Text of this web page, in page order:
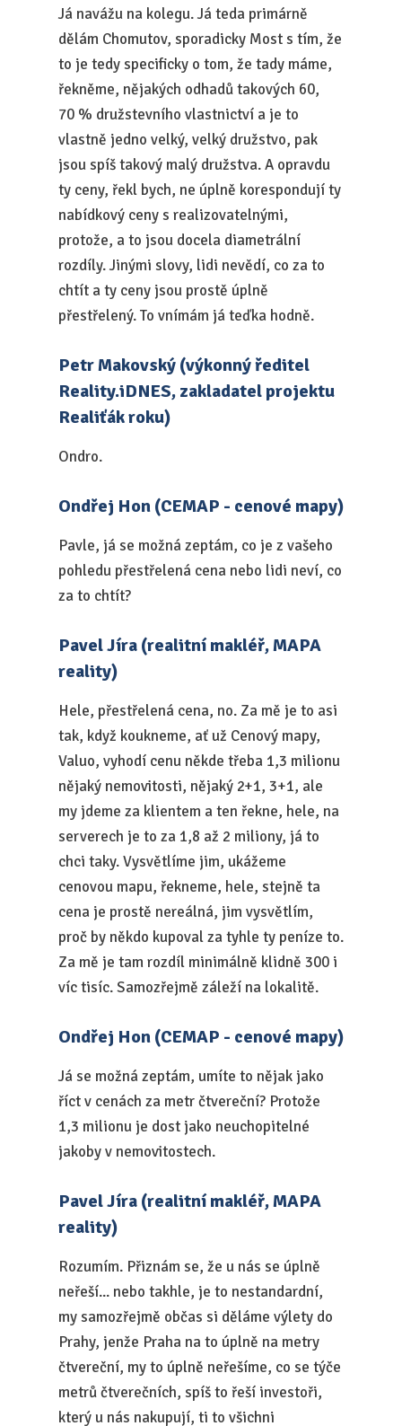
Já navážu na kolegu. Já teda primárně
dělám Chomutov, sporadicky Most s tím, že
to je tedy specificky o tom, že tady máme,
řekněme, nějakých odhadů takových 60,
70 % družstevního vlastnictví a je to
vlastně jedno velký, velký družstvo, pak
jsou spíš takový malý družstva. A opravdu
ty ceny, řekl bych, ne úplně korespondují ty
nabídkový ceny s realizovatelnými,
protože, a to jsou docela diametrální
rozdíly. Jinými slovy, lidi nevědí, co za to
chtít a ty ceny jsou prostě úplně
přestřelený. To vnímám já teďka hodně.
Petr Makovský (výkonný ředitel
Reality.iDNES, zakladatel projektu
Realiťák roku)
Ondro.
Ondřej Hon (CEMAP - cenové mapy)
Pavle, já se možná zeptám, co je z vašeho
pohledu přestřelená cena nebo lidi neví, co
za to chtít?
Pavel Jíra (realitní makléř, MAPA
reality)
Hele, přestřelená cena, no. Za mě je to asi
tak, když koukneme, ať už Cenový mapy,
Valuo, vyhodí cenu někde třeba 1,3 milionu
nějaký nemovitosti, nějaký 2+1, 3+1, ale
my jdeme za klientem a ten řekne, hele, na
serverech je to za 1,8 až 2 miliony, já to
chci taky. Vysvětlíme jim, ukážeme
cenovou mapu, řekneme, hele, stejně ta
cena je prostě nereálná, jim vysvětlím,
proč by někdo kupoval za tyhle ty peníze to.
Za mě je tam rozdíl minimálně klidně 300 i
víc tisíc. Samozřejmě záleží na lokalitě.
Ondřej Hon (CEMAP - cenové mapy)
Já se možná zeptám, umíte to nějak jako
říct v cenách za metr čtvereční? Protože
1,3 milionu je dost jako neuchopitelné
jakoby v nemovitostech.
Pavel Jíra (realitní makléř, MAPA
reality)
Rozumím. Přiznám se, že u nás se úplně
neřeší... nebo takhle, je to nestandardní,
my samozřejmě občas si děláme výlety do
Prahy, jenže Praha na to úplně na metry
čtvereční, my to úplně neřešíme, co se týče
metrů čtverečních, spíš to řeší investoři,
který u nás nakupují, ti to všichni